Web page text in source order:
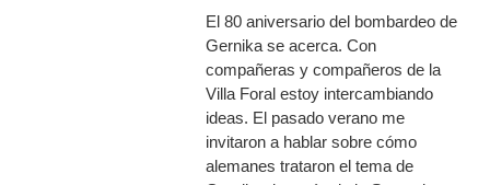
El 80 aniversario del bombardeo de
Gernika se acerca. Con
compañeras y compañeros de la
Villa Foral estoy intercambiando
ideas. El pasado verano me
invitaron a hablar sobre cómo
alemanes trataron el tema de